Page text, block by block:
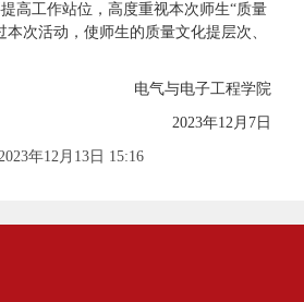
提高工作站位，高度重视本次师生“质量
次活动，使师生的质量文化提层次、
电气与电子工程学院
2023年12月7日
年12月13日 15:16